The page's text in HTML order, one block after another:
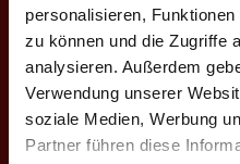
personalisieren,
zu können und die Zugriffe
analysieren. Außerdem
Verwendung unserer
soziale Medien, Werbung
Partner führen diese
1
Relegation
DMADO II